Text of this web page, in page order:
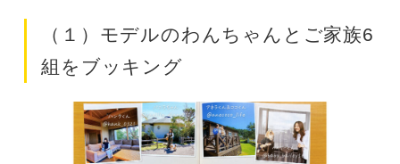
（１）モデルのわんちゃんとご家族6
組をブッキング